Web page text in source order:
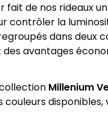
fait de nos rideaux
contrôler la
dans deux
avantages
Millenium
couleurs disponibles,